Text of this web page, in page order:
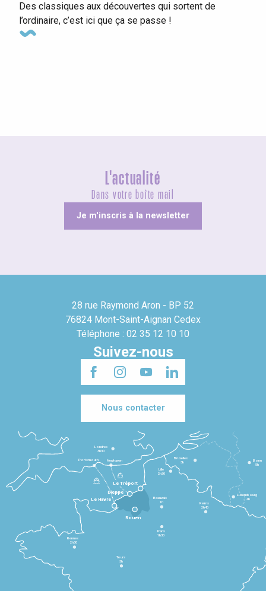
Des classiques aux découvertes qui sortent de
l’ordinaire, c’est ici que ça se passe !
L'actualité
Dans votre boîte mail
Je m'inscris à la newsletter
28 rue Raymond Aron - BP 52
76824 Mont-Saint-Aignan Cedex
Téléphone : 02 35 12 10 10
Suivez-nous
Nous contacter
Le Havre
Dieppe
Le Tréport
Rennes
2h30
Tours
3h
Paris
1h30
Beauvais
1h
Reims
2h45
Lille
2h30
Bruxelles
3h
Londres
3h30
Newhaven
Portsmouth
Bonn
5h
Luxembourg
4h
Rouen